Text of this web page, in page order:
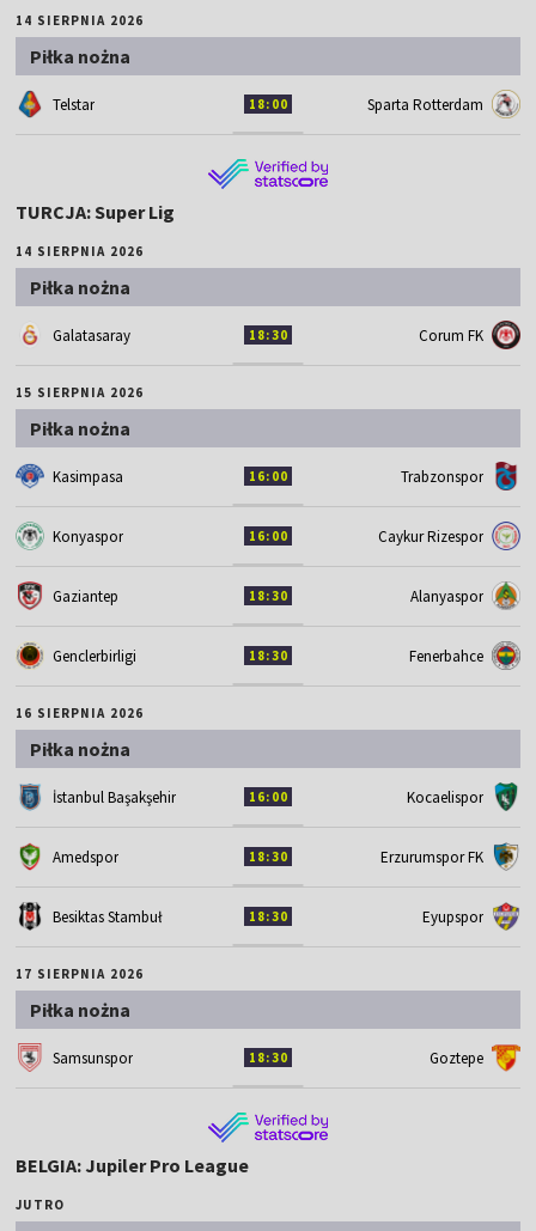
14 SIERPNIA 2026
Piłka nożna
Telstar 18:00 Sparta Rotterdam
TURCJA: Super Lig
14 SIERPNIA 2026
Piłka nożna
Galatasaray 18:30 Corum FK
15 SIERPNIA 2026
Piłka nożna
Kasimpasa 16:00 Trabzonspor
Konyaspor 16:00 Caykur Rizespor
Gaziantep 18:30 Alanyaspor
Genclerbirligi 18:30 Fenerbahce
16 SIERPNIA 2026
Piłka nożna
İstanbul Başakşehir 16:00 Kocaelispor
Amedspor 18:30 Erzurumspor FK
Besiktas Stambuł 18:30 Eyupspor
17 SIERPNIA 2026
Piłka nożna
Samsunspor 18:30 Goztepe
BELGIA: Jupiler Pro League
JUTRO